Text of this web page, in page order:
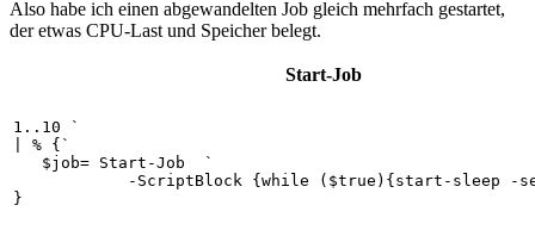
Also habe ich einen abgewandelten Job gleich mehrfach gestartet,
der etwas CPU-Last und Speicher belegt.
Start-Job
1..10 `
| % {`
   $job= Start-Job  `
-ScriptBlock {while ($true){start-sleep -
}